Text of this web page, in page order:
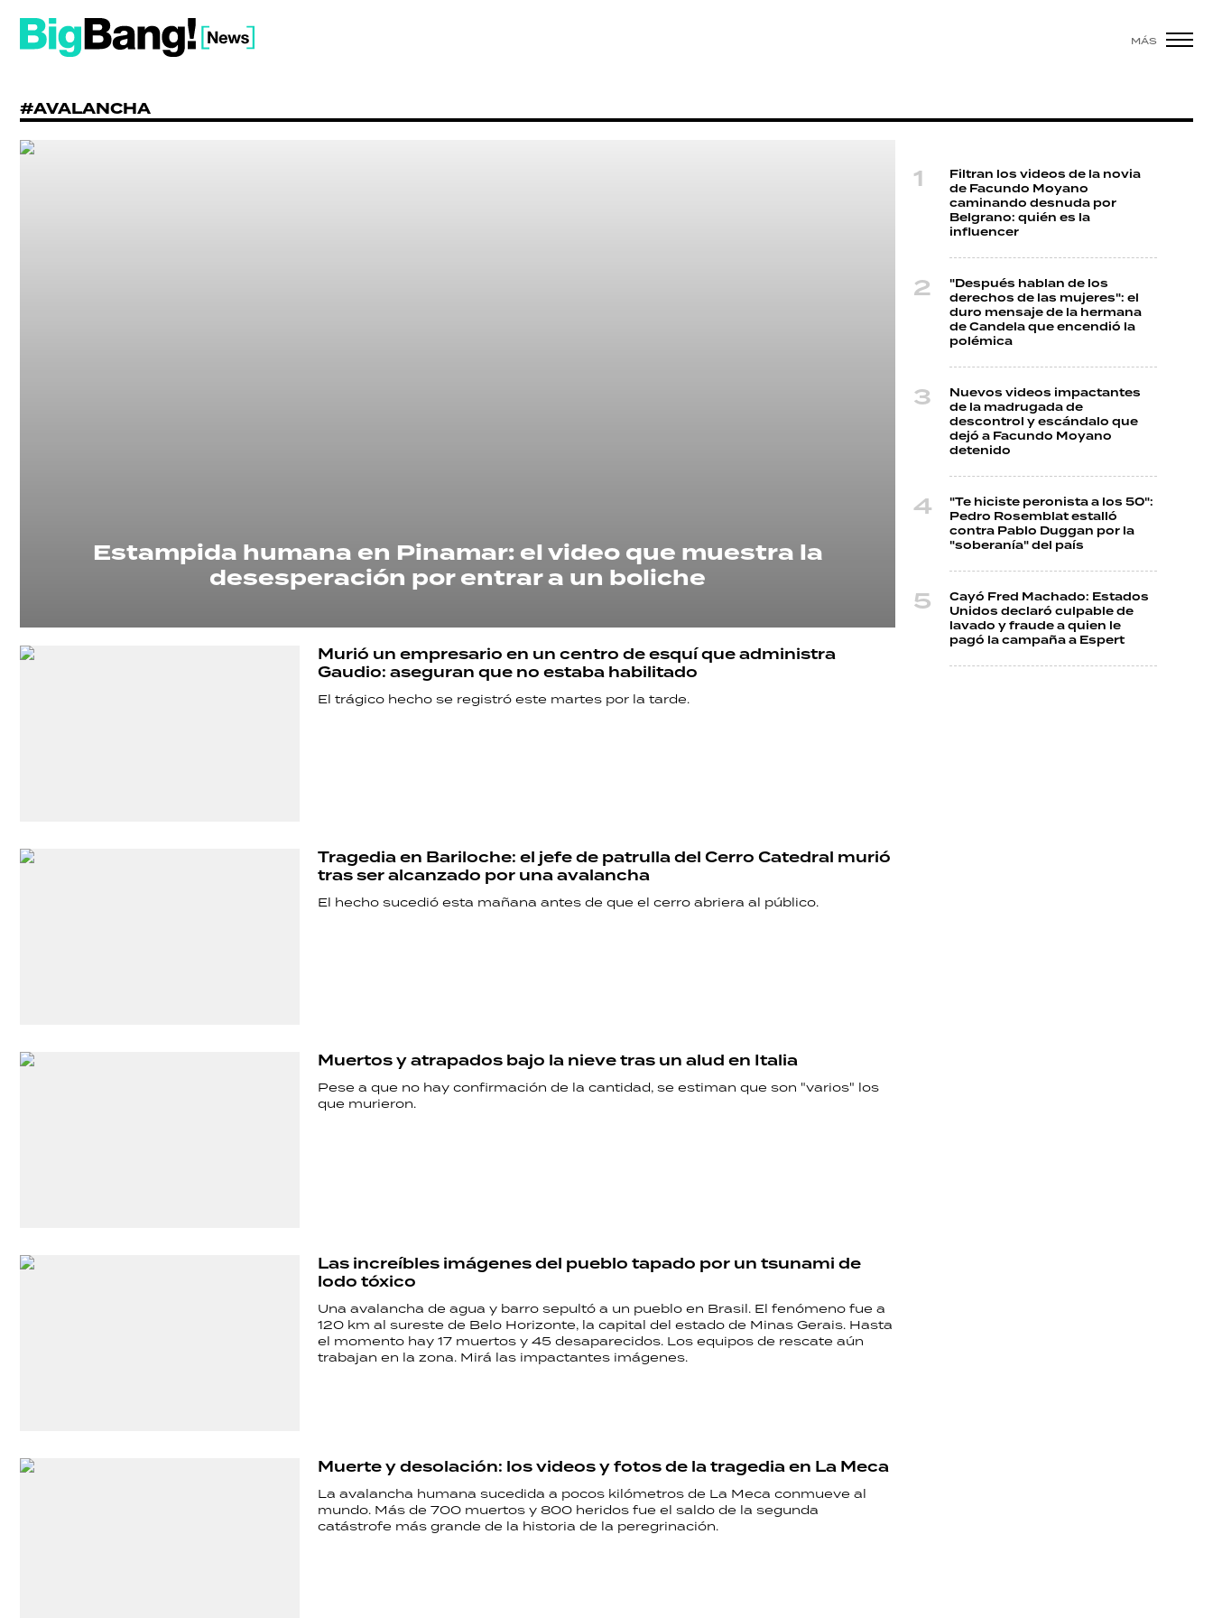
MÁS
#AVALANCHA
Estampida humana en Pinamar: el video que muestra la
desesperación por entrar a un boliche
Murió un empresario en un centro de esquí que administra
Gaudio: aseguran que no estaba habilitado
El trágico hecho se registró este martes por la tarde.
Tragedia en Bariloche: el jefe de patrulla del Cerro Catedral murió
tras ser alcanzado por una avalancha
El hecho sucedió esta mañana antes de que el cerro abriera al público.
Muertos y atrapados bajo la nieve tras un alud en Italia
Pese a que no hay confirmación de la cantidad, se estiman que son "varios" los
que murieron.
Las increíbles imágenes del pueblo tapado por un tsunami de
lodo tóxico
Una avalancha de agua y barro sepultó a un pueblo en Brasil. El fenómeno fue a
120 km al sureste de Belo Horizonte, la capital del estado de Minas Gerais. Hasta
el momento hay 17 muertos y 45 desaparecidos. Los equipos de rescate aún
trabajan en la zona. Mirá las impactantes imágenes.
Muerte y desolación: los videos y fotos de la tragedia en La Meca
La avalancha humana sucedida a pocos kilómetros de La Meca conmueve al
mundo. Más de 700 muertos y 800 heridos fue el saldo de la segunda
catástrofe más grande de la historia de la peregrinación.
Filtran los videos de la novia
de Facundo Moyano
caminando desnuda por
Belgrano: quién es la
influencer
"Después hablan de los
derechos de las mujeres": el
duro mensaje de la hermana
de Candela que encendió la
polémica
Nuevos videos impactantes
de la madrugada de
descontrol y escándalo que
dejó a Facundo Moyano
detenido
"Te hiciste peronista a los 50":
Pedro Rosemblat estalló
contra Pablo Duggan por la
"soberanía" del país
Cayó Fred Machado: Estados
Unidos declaró culpable de
lavado y fraude a quien le
pagó la campaña a Espert
SHOW
POLICIALES
PALABRAS